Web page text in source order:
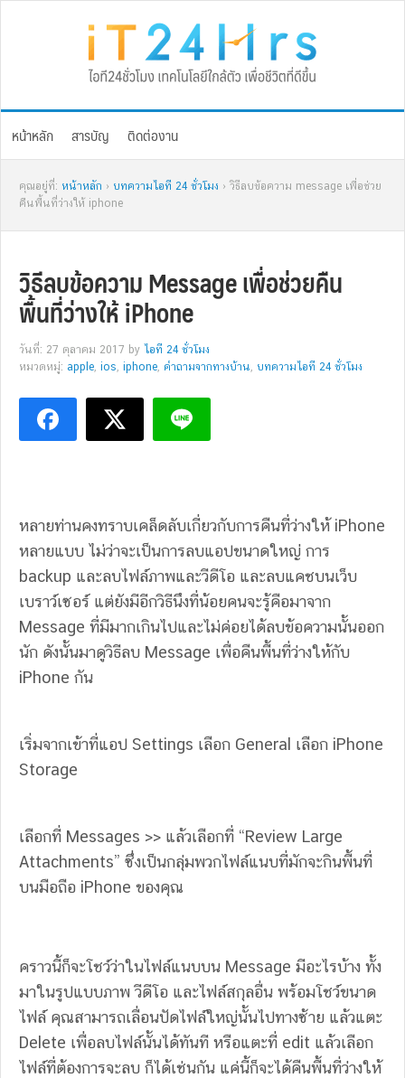
หน้าหลัก สารบัญ ติดต่องาน
คุณอยู่ที่: หน้าหลัก › บทความไอที 24 ชั่วโมง › วิธีลบข้อความ message เพื่อช่วย
คืนพื้นที่ว่างให้ iphone
วิธีลบข้อความ Message เพื่อช่วยคืน
พื้นที่ว่างให้ iPhone
วันที่: 27 ตุลาคม 2017 by ไอที 24 ชั่วโมง
หมวดหมู่: apple, ios, iphone, คำถามจากทางบ้าน, บทความไอที 24 ชั่วโมง
หลายท่านคงทราบเคล็ดลับเกี่ยวกับการคืนที่ว่างให้ iPhone
หลายแบบ ไม่ว่าจะเป็นการลบแอปขนาดใหญ่ การ
backup และลบไฟล์ภาพและวีดีโอ และลบแคชบนเว็บ
เบราว์เซอร์ แต่ยังมีอีกวิธีนึงที่น้อยคนจะรู้คือมาจาก
Message ที่มีมากเกินไปและไม่ค่อยได้ลบข้อความนั้นออก
นัก ดังนั้นมาดูวิธีลบ Message เพื่อคืนพื้นที่ว่างให้กับ
iPhone กัน
เริ่มจากเข้าที่แอป Settings เลือก General เลือก iPhone
Storage
เลือกที่ Messages >> แล้วเลือกที่ “Review Large
Attachments” ซึ่งเป็นกลุ่มพวกไฟล์แนบที่มักจะกินพื้นที่
บนมือถือ iPhone ของคุณ
คราวนี้ก็จะโชว์ว่าในไฟล์แนบบน Message มีอะไรบ้าง ทั้ง
มาในรูปแบบภาพ วีดีโอ และไฟล์สกุลอื่น พร้อมโชว์ขนาด
ไฟล์ คุณสามารถเลื่อนปัดไฟล์ใหญ่นั้นไปทางซ้าย แล้วแตะ
Delete เพื่อลบไฟล์นั้นได้ทันที หรือแตะที่ edit แล้วเลือก
ไฟล์ที่ต้องการจะลบ ก็ได้เช่นกัน แค่นี้ก็จะได้คืนพื้นที่ว่างให้